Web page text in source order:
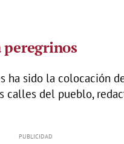
peregrinos
ha sido la colocación
calles del pueblo,